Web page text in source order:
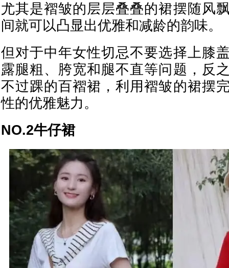
尤其是褶皱的层层叠叠的裙摆随风
间就可以凸显出优雅和减龄的韵味。
但对于中年女性切忌不要选择上膝
露腿粗、胯宽和腿不直等问题，反
不过踝的百褶裙，利用褶皱的裙摆
性的优雅魅力。
NO.2牛仔裙